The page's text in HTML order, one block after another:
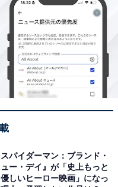
の人気商品5選
FW1050-B 10.1イ
リア
る
スパイダーマン：ブランド・
ー・デイ』が「史上もっと
優しいヒーロー映画」になっ